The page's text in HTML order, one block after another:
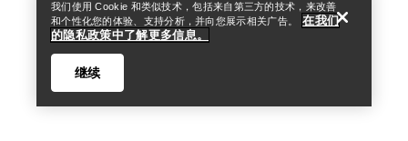
我们使用 Cookie 和类似技术，包括来自第三方的技术，来改善
和个性化您的体验、支持分析，并向您展示相关广告。
在我们
的隐私政策中了解更多信息。
继续